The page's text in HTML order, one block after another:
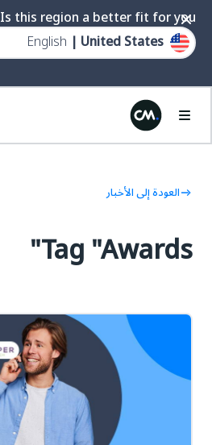
العودة إلى الأخبار
Tag "Awards"
Is this region a better fit for you?
United States |
English